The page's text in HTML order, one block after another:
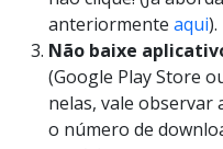
anteriormente aqui).
Não baixe
(Google Play Store
nelas, vale observar
o número de